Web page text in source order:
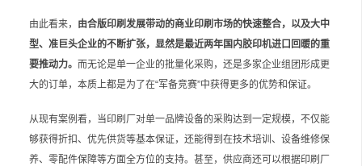
由此看来， 由合版印刷发展带动的商业印刷市场的快速整合，以及大中
型、准巨头企业的不断扩张，显然是最近两年国内胶印机进口回暖的重
要推动力。 而无论是单一企业的批量化采购，还是多家企业组团形成更
大的订单，本质上都是为了在“军备竞赛”中获得更多的优势和保证。
从现有案例看，当印刷厂对单一品牌设备的采购达到一定规模，不仅能
够获得折扣、优先供货等基本保证，还能得到在技术培训、设备维修保
养、零配件保障等方面全方位的支持。甚至，供应商还可以根据印刷厂